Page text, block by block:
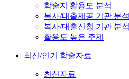
학술지 활용도 분석
복사/대출제공 기관 분석
복사/대출신청 기관 분석
활용도 높은 주제
최신/인기 학술자료
최신자료